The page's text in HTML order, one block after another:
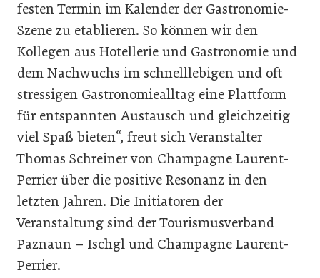
festen Termin im Kalender der Gastronomie-
Szene zu etablieren. So können wir den
Kollegen aus Hotellerie und Gastronomie und
dem Nachwuchs im schnelllebigen und oft
stressigen Gastronomiealltag eine Plattform
für entspannten Austausch und gleichzeitig
viel Spaß bieten“, freut sich Veranstalter
Thomas Schreiner von Champagne Laurent-
Perrier über die positive Resonanz in den
letzten Jahren. Die Initiatoren der
Veranstaltung sind der Tourismusverband
Paznaun – Ischgl und Champagne Laurent-
Perrier.